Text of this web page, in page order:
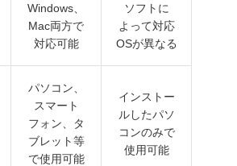
Windows、
Mac両方で
対応可能
ソフトに
よって対応
OSが異なる
パソコン、
スマート
フォン、タ
ブレット等
で使用可能
インストー
ルしたパソ
コンのみで
使用可能